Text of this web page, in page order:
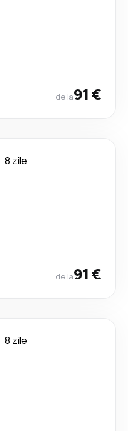
de la91 €
8 zile
de la91 €
8 zile